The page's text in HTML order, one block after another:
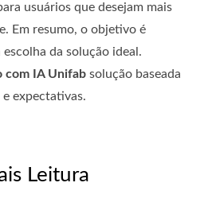
usuários que desejam mais
Em resumo, o objetivo é
da solução ideal.
com IA Unifab solução baseada
e expectativas.
Leitura